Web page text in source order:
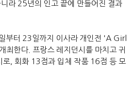
라 25년의 인고 끝에 만들어진 결과
부터 23일까지 이사라 개인전 'A Girl
한다. 프랑스 레지던시를 마치고 귀
로, 회화 13점과 입체 작품 16점 등 모